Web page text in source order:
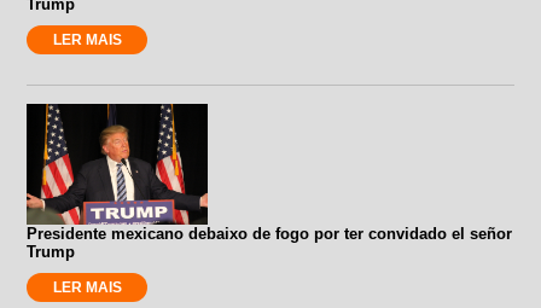
Trump
LER MAIS
Presidente mexicano debaixo de fogo por ter convidado el señor
Trump
LER MAIS